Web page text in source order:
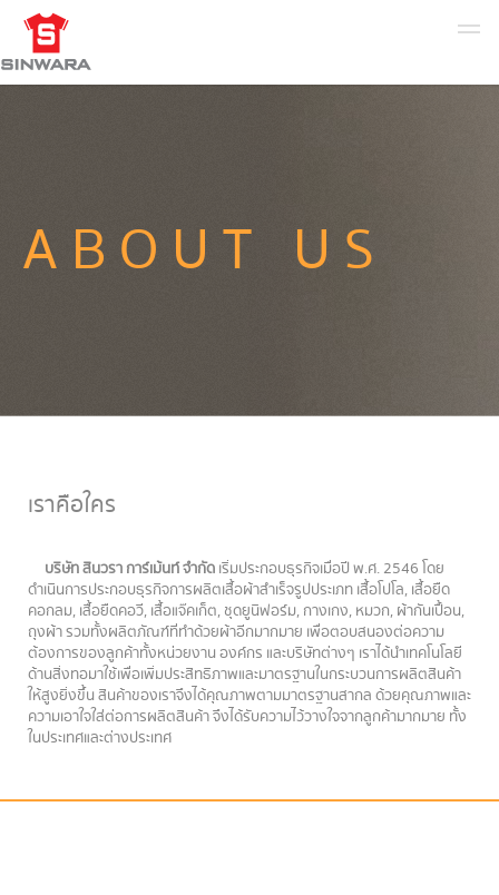
ABOUT US
เราคือใคร
บริษัท สินวรา การ์เม้นท์ จำกัด เริ่มประกอบธุรกิจเมื่อปี พ.ศ. 2546 โดย
ดำเนินการประกอบธุรกิจการผลิตเสื้อผ้าสำเร็จรูปประเภท เสื้อโปโล, เสื้อยืด
คอกลม, เสื้อยืดคอวี, เสื้อแจ๊คเก็ต, ชุดยูนิฟอร์ม, กางเกง, หมวก, ผ้ากันเปื้อน,
ถุงผ้า รวมทั้งผลิตภัณฑ์ที่ทำด้วยผ้าอีกมากมาย เพื่อตอบสนองต่อความ
ต้องการของลูกค้าทั้งหน่วยงาน องค์กร และบริษัทต่างๆ เราได้นำเทคโนโลยี
ด้านสิ่งทอมาใช้เพื่อเพิ่มประสิทธิภาพและมาตรฐานในกระบวนการผลิตสินค้า
ให้สูงยิ่งขึ้น สินค้าของเราจึงได้คุณภาพตามมาตรฐานสากล ด้วยคุณภาพและ
ความเอาใจใส่ต่อการผลิตสินค้า จึงได้รับความไว้วางใจจากลูกค้ามากมาย ทั้ง
ในประเทศและต่างประเทศ